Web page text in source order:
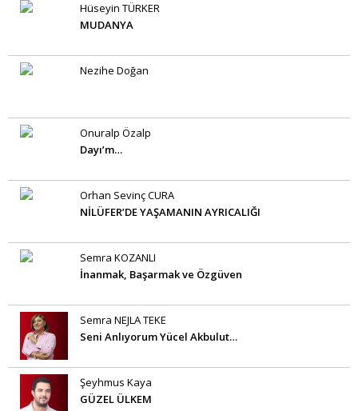
Hüseyin TÜRKER
MUDANYA
Nezihe Doğan
Onuralp Özalp
Dayı’m…
Orhan Sevinç CURA
NİLÜFER’DE YAŞAMANIN AYRICALIĞI
Semra KOZANLI
İnanmak, Başarmak ve Özgüven
Semra NEJLA TEKE
Seni Anlıyorum Yücel Akbulut…
Şeyhmus Kaya
GÜZEL ÜLKEM